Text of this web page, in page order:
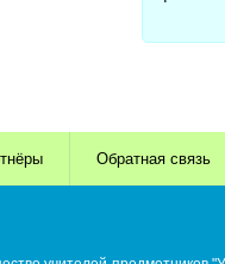
Обратная связь